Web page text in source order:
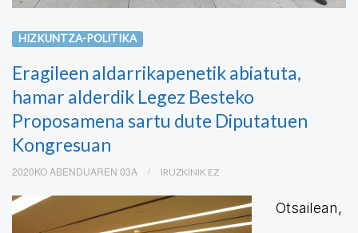
HIZKUNTZA-POLITIKA
Eragileen aldarrikapenetik abiatuta,
hamar alderdik Legez Besteko
Proposamena sartu dute Diputatuen
Kongresuan
2020KO ABENDUAREN 03A IRUZKINIK EZ
Otsailean,